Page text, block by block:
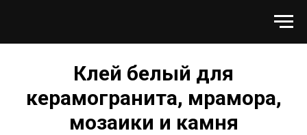
Клей белый для
керамогранита, мрамора,
мозаики и камня